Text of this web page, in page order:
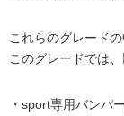
これらのグレード
このグレードでは
・sport専用バンパ